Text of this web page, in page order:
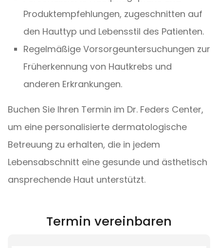
Produktempfehlungen, zugeschnitten auf
den Hauttyp und Lebensstil des Patienten.
Regelmäßige Vorsorgeuntersuchungen zur
Früherkennung von Hautkrebs und
anderen Erkrankungen.
Buchen Sie Ihren Termin im Dr. Feders Center,
um eine personalisierte dermatologische
Betreuung zu erhalten, die in jedem
Lebensabschnitt eine gesunde und ästhetisch
ansprechende Haut unterstützt.
Termin vereinbaren